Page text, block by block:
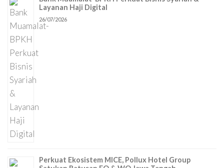
Layanan Haji Digital
26/07/2026
Perkuat Ekosistem MICE, Pollux Hotel Group